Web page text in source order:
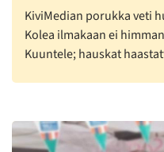
KiviMedian porukka veti
Kolea ilmakaan ei
Kuuntele; hauskat